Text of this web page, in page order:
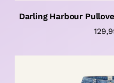
Darling Harbour